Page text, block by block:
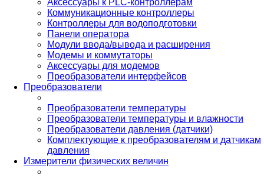
Коммуникационные контроллеры
Контроллеры для водоподготовки
Панели оператора
Модули ввода/вывода и расширения
Модемы и коммутаторы
Аксессуары для модемов
Преобразователи интерфейсов
Преобразователи
Преобразователи температуры
Преобразователи температуры и влажности
Преобразователи давления (датчики)
Комплектующие к преобразователям и датчикам
давления
Измерители физических величин